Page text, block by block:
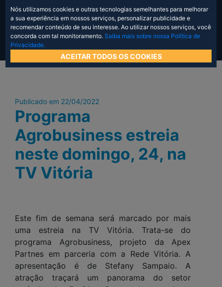
Nós utilizamos cookies e outras tecnologias semelhantes para melhorar
a sua experiência em nossos serviços, personalizar publicidade e
recomendar conteúdo de seu interesse. Ao utilizar nossos serviços, você
concorda com tal monitoramento. Saiba mais sobre nossa Política de
Privacidade.
ACEITAR TODOS OS COOKIES
Publicado em 22/04/2022
Programa
Agrobusiness estreia
neste domingo, 24, na
TV Vitória
Este fim de semana será marcado por mais
uma estreia na TV Vitória. Trata-se do
programa Agrobusiness, projeto da Apex
Partnes em parceria com a Rede Vitória. A
apresentação é de Stefany Sampaio. A
atração traçará um panorama do setor